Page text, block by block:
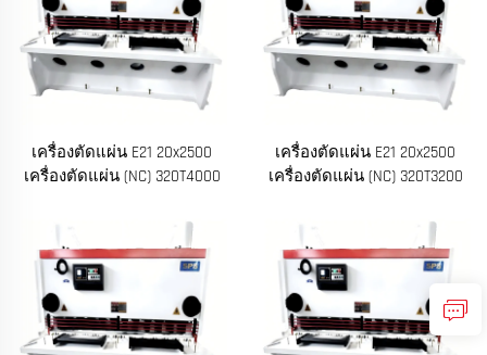
เครื่องตัดแผ่น E21 20x2500
เครื่องตัดแผ่น (NC) 320T4000
เครื่องตัดแผ่น E21 20x2500
เครื่องตัดแผ่น (NC) 320T3200